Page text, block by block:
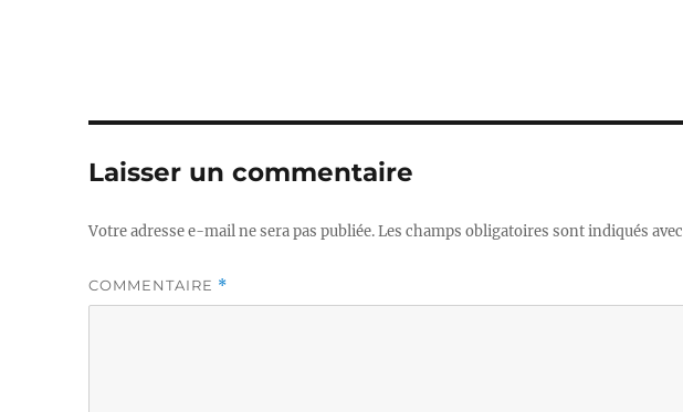
Laisser un commentaire
Votre adresse e-mail ne sera pas publiée.Les champs obligatoires sont indiqués avec
COMMENTAIRE *